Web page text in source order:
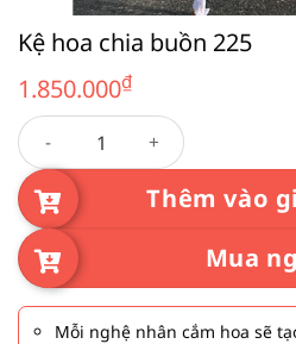
Kệ hoa chia buồn 225
1.850.000₫
Kệ hoa chia buồn 225 số lượng
Thêm vào
Mua
Mỗi nghệ nhân cắm hoa sẽ